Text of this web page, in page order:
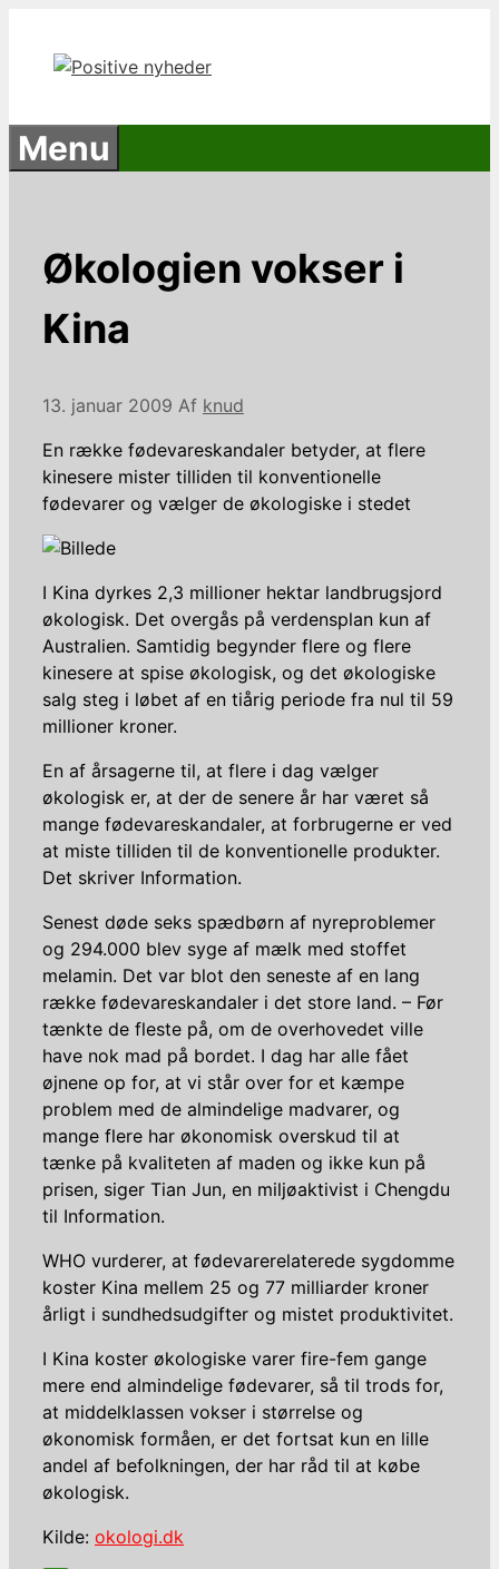
indhold
Menu
Økologien vokser i
Kina
13. januar 2009 Af knud
En række fødevareskandaler betyder, at flere
kinesere mister tilliden til konventionelle
fødevarer og vælger de økologiske i stedet
I Kina dyrkes 2,3 millioner hektar landbrugsjord
økologisk. Det overgås på verdensplan kun af
Australien. Samtidig begynder flere og flere
kinesere at spise økologisk, og det økologiske
salg steg i løbet af en tiårig periode fra nul til 59
millioner kroner.
En af årsagerne til, at flere i dag vælger
økologisk er, at der de senere år har været så
mange fødevareskandaler, at forbrugerne er ved
at miste tilliden til de konventionelle produkter.
Det skriver Information.
Senest døde seks spædbørn af nyreproblemer
og 294.000 blev syge af mælk med stoffet
melamin. Det var blot den seneste af en lang
række fødevareskandaler i det store land. – Før
tænkte de fleste på, om de overhovedet ville
have nok mad på bordet. I dag har alle fået
øjnene op for, at vi står over for et kæmpe
problem med de almindelige madvarer, og
mange flere har økonomisk overskud til at
tænke på kvaliteten af maden og ikke kun på
prisen, siger Tian Jun, en miljøaktivist i Chengdu
til Information.
WHO vurderer, at fødevarerelaterede sygdomme
koster Kina mellem 25 og 77 milliarder kroner
årligt i sundhedsudgifter og mistet produktivitet.
I Kina koster økologiske varer fire-fem gange
mere end almindelige fødevarer, så til trods for,
at middelklassen vokser i størrelse og
økonomisk formåen, er det fortsat kun en lille
andel af befolkningen, der har råd til at købe
økologisk.
Kilde: okologi.dk